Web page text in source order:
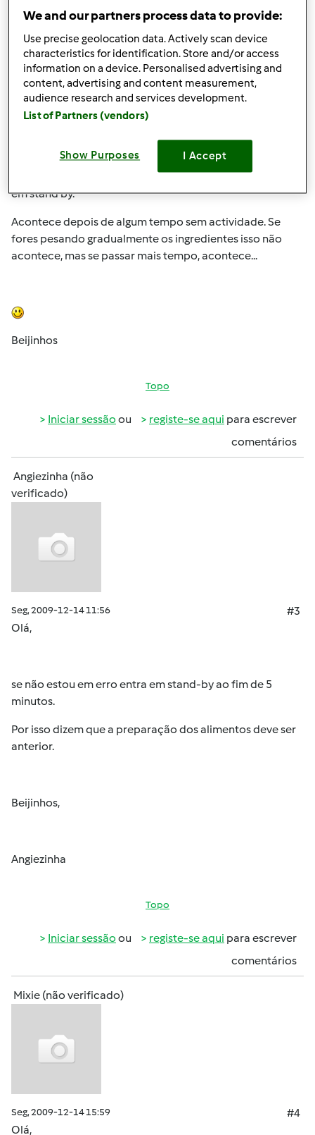
Iniciar sessão
para escrever
comentários
Gasparzinha Membro desde : 19.10.2009
Sáb, 2009-12-12 23:15
Maria Inês, provavelmente a máquina desligou-se e ficou
em stand by.
Acontece depois de algum tempo sem actividade. Se
fores pesando gradualmente os ingredientes isso não
acontece, mas se passar mais tempo, acontece...
Beijinhos
Topo
Iniciar sessão ou registe-se aqui para escrever
comentários
Angiezinha (não
verificado)
Seg, 2009-12-14 11:56
#3
Olá,
se não estou em erro entra em stand-by ao fim de 5
minutos.
Por isso dizem que a preparação dos alimentos deve ser
anterior.
Beijinhos,
Angiezinha
Topo
Iniciar sessão ou registe-se aqui para escrever
comentários
Mixie (não verificado)
Seg, 2009-12-14 15:59
#4
Olá,
We and our partners process data to provide:
Use precise geolocation data. Actively scan device
characteristics for identification. Store and/or access
information on a device. Personalised advertising and
content, advertising and content measurement,
audience research and services development.
List of Partners (vendors)
Show Purposes I Accept